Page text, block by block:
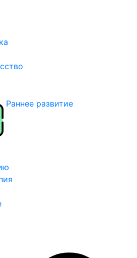
Раннее развитие